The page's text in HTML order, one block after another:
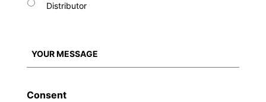
Distributor
Consent